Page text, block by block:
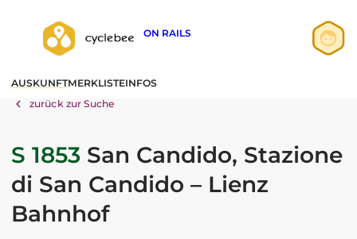
ON RAILS
AUSKUNFTMERKLISTEINFOS
zurück zur Suche
S 1853 San Candido, Stazione
di San Candido – Lienz
Bahnhof